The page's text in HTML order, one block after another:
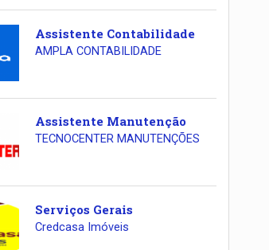
Assistente Contabilidade
AMPLA CONTABILIDADE
Assistente Manutenção
TECNOCENTER MANUTENÇÕES
Serviços Gerais
Credcasa Imóveis